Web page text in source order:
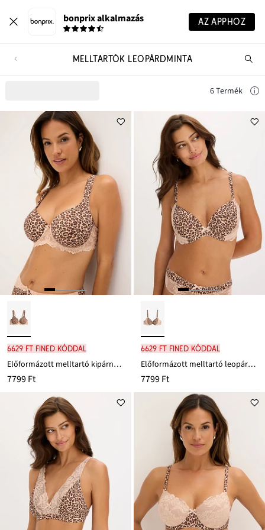
bonprix alkalmazás AZ APPHOZ
MELLTARTÓK LEOPÁRDMINTA
6 Termék
6629 Ft FINED kóddal
Előformázott melltartó kipárnázott vállpántokkal
7799 Ft
6629 Ft FINED kóddal
Előformázott melltartó leopárd mintázattal
7799 Ft